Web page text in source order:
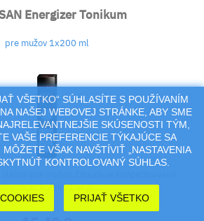
Energizer Tonikum
pre mužov 1x200 ml
napr. kofeín, L-argi...
VŠETKO“ SÚHLASÍTE S POUŽÍVANÍM
NAŠEJ WEBOVEJ STRÁNKE, ABY SME
SKÚSENOSTI TÝM,
VAŠE PREFERENCIE TÝKAJÚCE SA
VŠAK NAVŠTÍVIŤ „NASTAVENIA
KONTROLOVANÝ SÚHLAS.
PRIJAŤ VŠETKO